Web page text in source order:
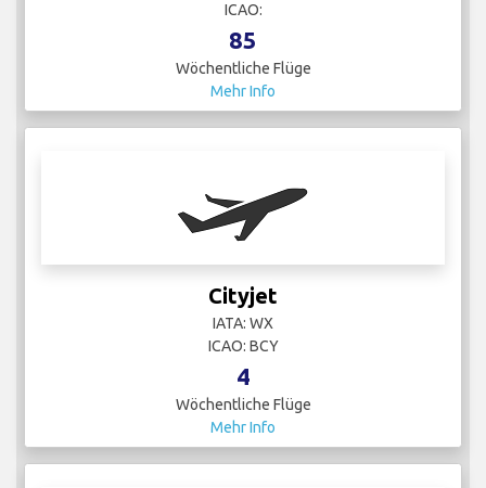
ICAO:
85
Wöchentliche Flüge
Mehr Info
Cityjet
IATA: WX
ICAO: BCY
4
Wöchentliche Flüge
Mehr Info